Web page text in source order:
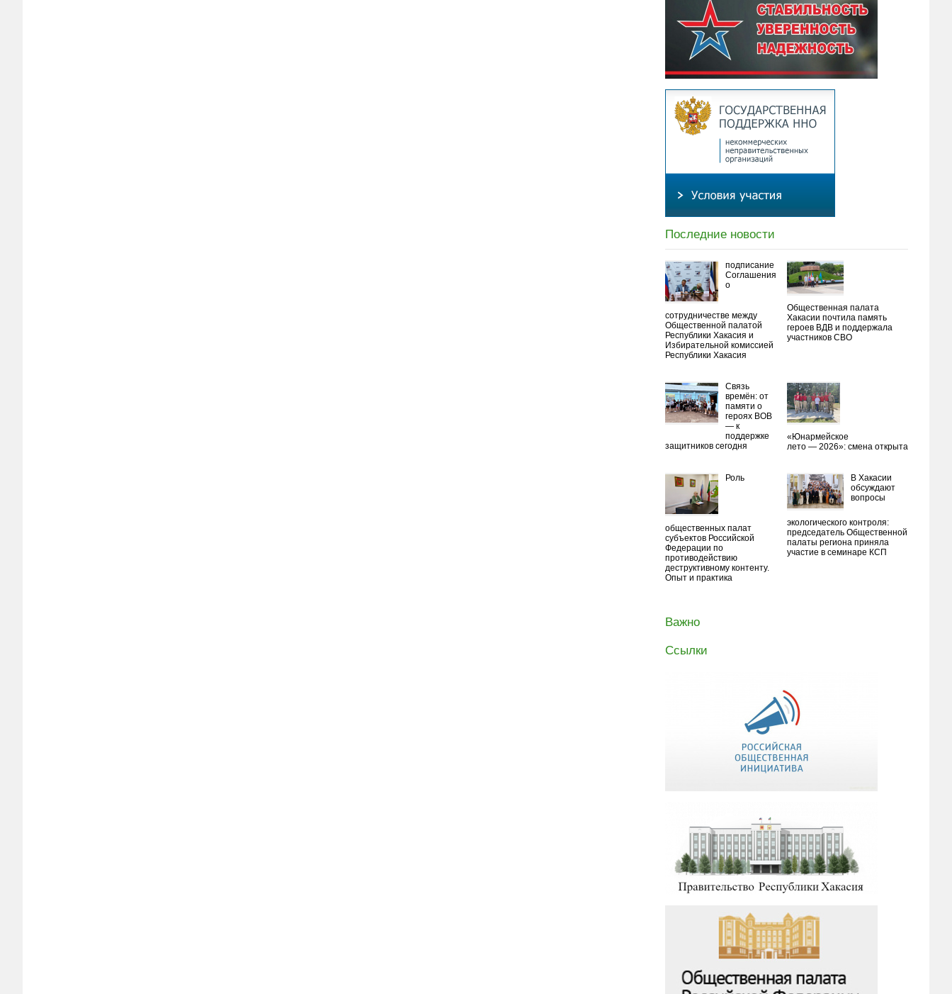
Последние новости
подписание
Соглашения
о
сотрудничестве между
Общественной палатой
Республики Хакасия и
Избирательной комиссией
Республики Хакасия
Общественная палата
Хакасии почтила память
героев ВДВ и поддержала
участников СВО
Связь
времён: от
памяти о
героях ВОВ
— к
поддержке
защитников сегодня
«Юнармейское
лето — 2026»: смена открыта
Роль
общественных палат
субъектов Российской
Федерации по
противодействию
деструктивному контенту.
Опыт и практика
В Хакасии
обсуждают
вопросы
экологического контроля:
председатель Общественной
палаты региона приняла
участие в семинаре КСП
Важно
Ссылки